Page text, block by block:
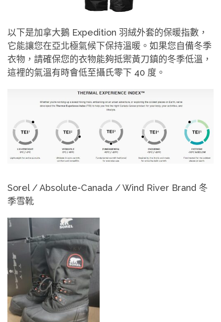
以下是加拿大鵝 Expedition 羽絨外套的保暖指數，
它能讓您在亞北極氣候下保持溫暖。 如果您自備冬季
衣物，請確保您的衣物能夠抵禦黃刀鎮的冬季低溫，
這裡的氣溫有時會低至攝氏零下 40 度。
Sorel / Absolute-Canada / Wind River Brand 冬
季雪靴